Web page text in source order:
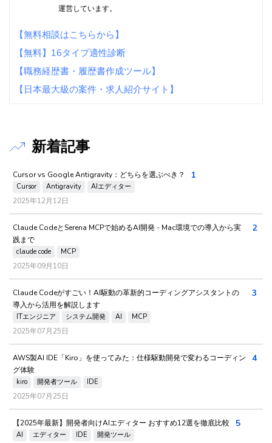
運営しています。
【無料相談はこちらから】
【無料】16タイプ適性診断
【職務経歴書・履歴書作成ツール】
【日本最大級の案件・求人紹介サイト】
新着記事
Cursor vs Google Antigravity：どちらを選ぶべき？
Cursor Antigravity AIエディター
2025年12月12日
1
Claude CodeとSerena MCPで始めるAI開発 - Mac環境での導入から実
践まで
claude code MCP
2025年09月10日
2
Claude Codeがすごい！AI駆動の革新的コーディングアシスタントの
導入から活用を解説します
ITエンジニア システム開発 AI MCP
2025年07月25日
3
AWS製AI IDE「Kiro」を使ってみた：仕様駆動開発で変わるコーディン
グ体験
kiro 開発者ツール IDE
2025年07月25日
4
【2025年最新】開発者向けAIエディター おすすめ12選を徹底比較
AI エディター IDE 開発ツール
5